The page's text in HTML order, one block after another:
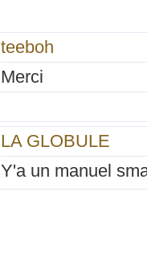
teeboh
Merci
LA GLOBULE
Y'a un manuel